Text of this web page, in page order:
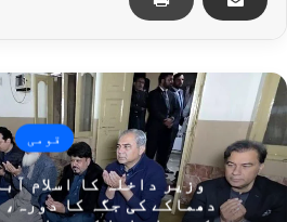
قومی
وزیر داخلہ کا اسلام
دھماکے کی جگہ کا